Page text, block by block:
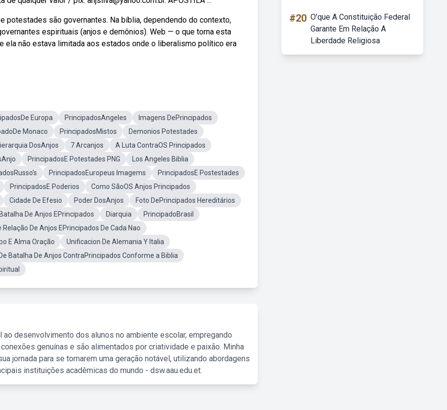
potestades são governantes. Na bíblia, dependendo do contexto,
espirituais (anjos e demônios). Web — o que torna esta
ela não estava limitada aos estados onde o liberalismo político era
Europa PrincipadosAngeles
Imagens DePrincipados
Monaco PrincipadosMistos
Demonios Potestades
DosAnjos 7 Arcanjos
A Luta ContraOS Principados
PrincipadosE Potestades PNG
Los Angeles Biblia
PrincipadosEuropeus Imagems
PrincipadosE Postestades
PrincipadosE Poderios
Como SãoOS Anjos Principados
Cidade De Efesio Poder DosAnjos
Foto DePrincipados Hereditários
De Anjos EPrincipados Diarquia
PrincipadoBrasil
Relação De Anjos EPrincipados De Cada Nao
E Alma Oração
Unificacion De Alemania Y Italia
Batalha De Anjos ContraPrincipados Conforme a Biblia
ao desenvolvimento dos alunos no ambiente escolar, empregando
genuínas e são alimentados por criatividade e paixão. Minha
jornada para se tornarem uma geração notável, utilizando abordagens
instituições acadêmicas do mundo - dsw.aau.edu.et.
#20 O'que A Constituição Federal
Garante Em Relação A
Liberdade Religiosa